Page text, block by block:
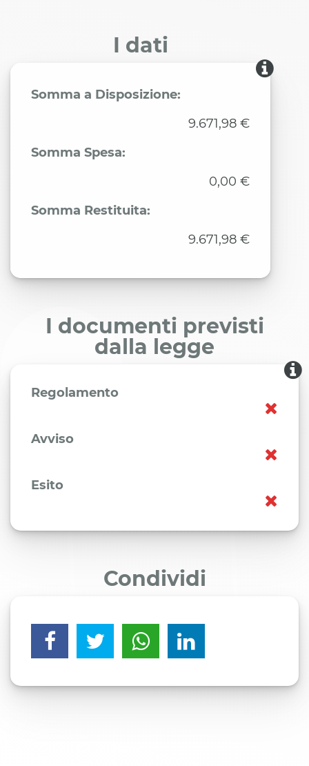
I dati
Somma a Disposizione:
9.671,98 €
Somma Spesa:
0,00 €
Somma Restituita:
9.671,98 €
I documenti previsti
dalla legge
Regolamento
Avviso
Esito
Condividi